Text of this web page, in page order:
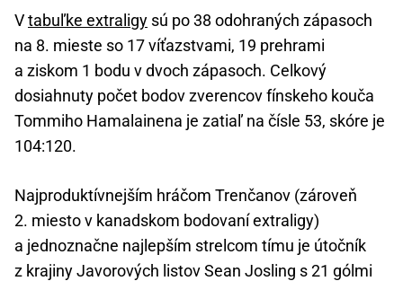
Vtabuľke extraligy sú po 38 odohraných zápasoch
na 8. mieste so 17 víťazstvami, 19 prehrami
a ziskom 1 bodu v dvoch zápasoch. Celkový
dosiahnuty počet bodov zverencov fínskeho kouča
Tommiho Hamalainena je zatiaľ na čísle 53, skóre je
104:120.
Najproduktívnejším hráčom Trenčanov (zároveň
2. miesto v kanadskom bodovaní extraligy)
a jednoznačne najlepším strelcom tímu je útočník
z krajiny Javorových listov Sean Josling s 21 gólmi